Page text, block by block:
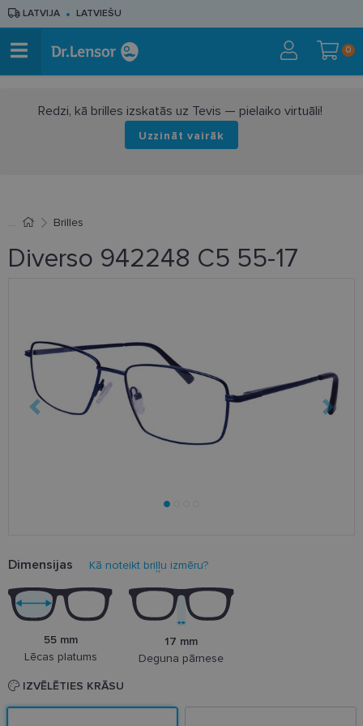
LATVIJA LATVIEŠU
0
Redzi, kā brilles izskatās uz Tevis — pielaiko virtuāli!
Uzzināt vairāk
Brilles
Diverso 942248 C5 55-17
Dimensijas Kā noteikt briļļu izmēru?
55 mm
Lēcas platums
17 mm
Deguna pārnese
IZVĒLĒTIES KRĀSU